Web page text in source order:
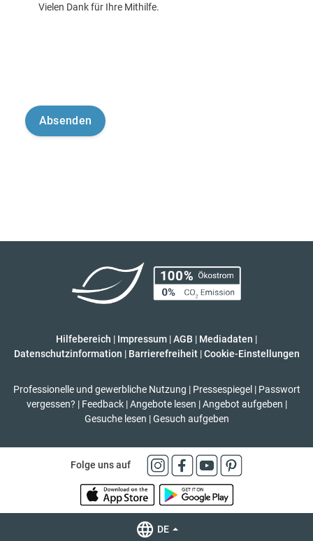
Vielen Dank für Ihre Mithilfe.
Hilfebereich | Impressum |AGB | Mediadaten |
Datenschutzinformation | Barrierefreiheit | Cookie-Einstellungen
Professionelle und gewerbliche Nutzung | Pressespiegel | Passwort
vergessen? | Feedback | Angebote lesen | Angebot aufgeben |
Gesuche lesen | Gesuch aufgeben
Folge uns auf
DE